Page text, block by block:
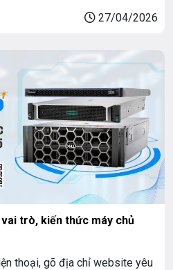
soát hệ thống từ phần […]
27/04/2026
trò, kiến thức máy chủ
thoại, gõ địa chỉ website yêu